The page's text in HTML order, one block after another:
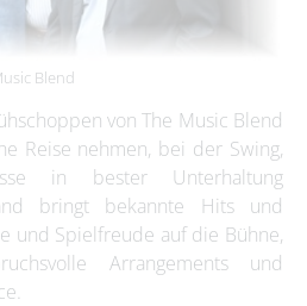
Blend
von The Music Blend
Reise nehmen, bei der Swing,
in bester Unterhaltung
bringt bekannte Hits und
und Spielfreude auf die Bühne,
Arrangements und